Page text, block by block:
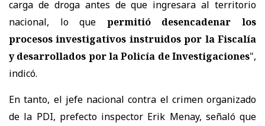
carga de droga antes de que ingresara al territorio
nacional, lo que permitió desencadenar los
procesos investigativos instruidos por la Fiscalía
y desarrollados por la Policía de Investigaciones",
indicó.
En tanto, el jefe nacional contra el crimen organizado
de la PDI, prefecto inspector Erik Menay, señaló que